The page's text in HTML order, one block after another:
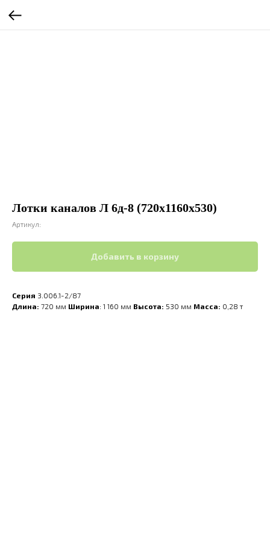
Лотки каналов Л 6д-8 (720х1160х530)
Артикул:
Добавить в корзину
Серия 3.006.1-2/87
Длина: 720 мм Ширина: 1 160 мм Высота: 530 мм Масса: 0,28 т